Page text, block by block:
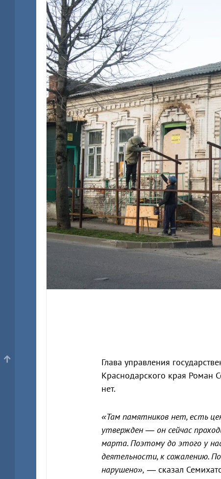
Глава управления
Краснодарского края Роман
нет.
«Там памятников нет, есть
утвержден — он сейчас
марта. Поэтому до этого у
деятельности, к сожалению.
нарушено», — сказал